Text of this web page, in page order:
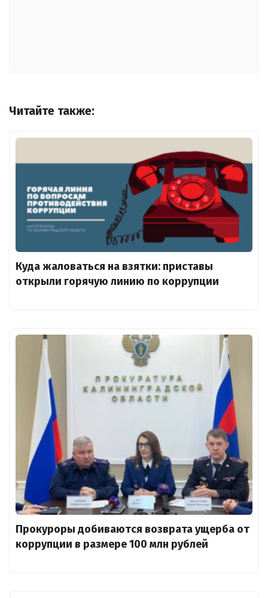
Читайте также:
Куда жаловаться на взятки: приставы
открыли горячую линию по коррупции
Прокуроры добиваются возврата ущерба от
коррупции в размере 100 млн рублей